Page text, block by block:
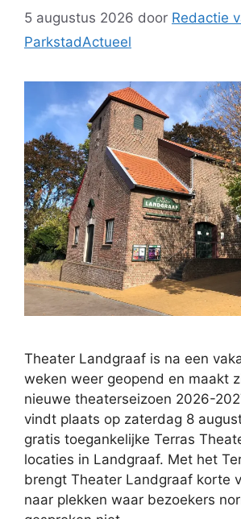
5 augustus 2026 door Redactie
ParkstadActueel
Theater Landgraaf is na een
weken weer geopend en maakt
nieuwe theaterseizoen 2026-
vindt plaats op zaterdag 8
gratis toegankelijke Terras
locaties in Landgraaf. Met het
brengt Theater Landgraaf korte
naar plekken waar bezoekers